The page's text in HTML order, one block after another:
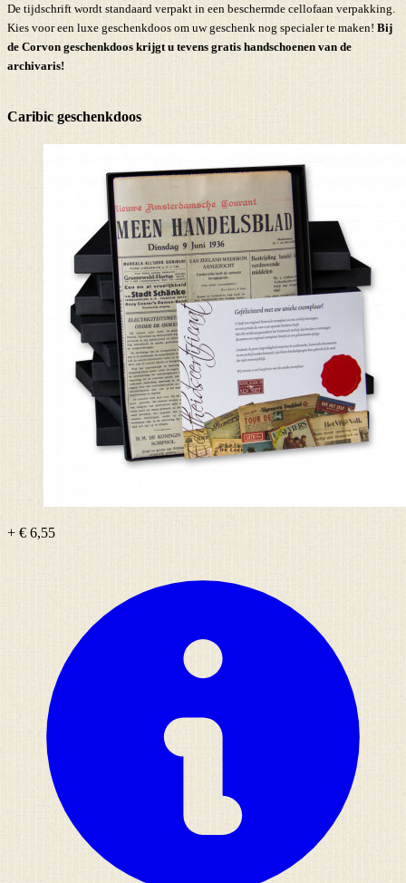
De tijdschrift wordt standaard verpakt in een beschermde cellofaan verpakking.
Kies voor een luxe geschenkdoos om uw geschenk nog specialer te maken! Bij
de Corvon geschenkdoos krijgt u tevens gratis handschoenen van de
archivaris!
Caribic geschenkdoos
+ € 6,55